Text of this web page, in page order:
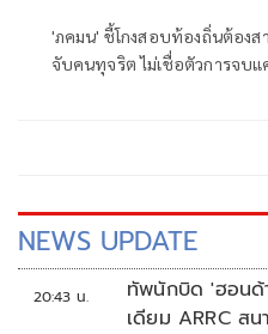
'ภคมน' ชี้โกงสอบท้องถิ่นต้องส
จับคนทุจริต ไม่เชื่อตัวการจบ
NEWS UPDATE
20:43 น.
ทัพนักบิด 'ฮอนด้
เดียม ARRC ส